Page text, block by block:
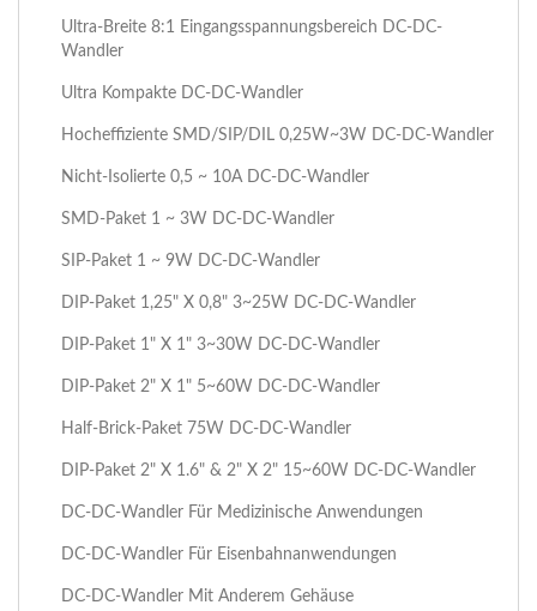
Ultra-Breite 8:1 Eingangsspannungsbereich DC-DC-
Wandler
Ultra Kompakte DC-DC-Wandler
Hocheffiziente SMD/SIP/DIL 0,25W~3W DC-DC-Wandler
Nicht-Isolierte 0,5 ~ 10A DC-DC-Wandler
SMD-Paket 1 ~ 3W DC-DC-Wandler
SIP-Paket 1 ~ 9W DC-DC-Wandler
DIP-Paket 1,25" X 0,8" 3~25W DC-DC-Wandler
DIP-Paket 1" X 1" 3~30W DC-DC-Wandler
DIP-Paket 2" X 1" 5~60W DC-DC-Wandler
Half-Brick-Paket 75W DC-DC-Wandler
DIP-Paket 2" X 1.6" & 2" X 2" 15~60W DC-DC-Wandler
DC-DC-Wandler Für Medizinische Anwendungen
DC-DC-Wandler Für Eisenbahnanwendungen
DC-DC-Wandler Mit Anderem Gehäuse